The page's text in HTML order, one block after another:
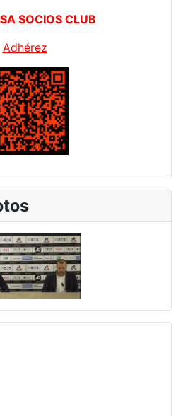
SOCIOS CLUB
Adhérez